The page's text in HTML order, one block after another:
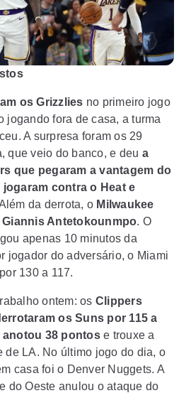
os Grizzlies no primeiro jogo
jogando fora de casa, a turma
A surpresa foram os 29
que veio do banco, e deu a
que pegaram a vantagem do
jogaram contra o Heat e
da derrota, o Milwaukee
Antetokounmpo. O
apenas 10 minutos da
jogador do adversário, o Miami
130 a 117.
ontem: os Clippers
os Suns por 115 a
anotou 38 pontose trouxe a
de LA. No último jogo do dia, o
casa foi o Denver Nuggets. A
do Oeste anulou o ataque do